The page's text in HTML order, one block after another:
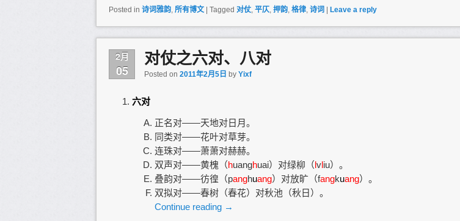
Posted in 诗词雅韵, 所有博文 | Tagged 对仗, 平仄, 押韵, 格律, 诗词 | Leave a reply
2月
05
对仗之六对、八对
Posted on 2011年2月5日 by Yixf
六对
正名对——天地对日月。
同类对——花叶对草芽。
连珠对——萧萧对赫赫。
双声对——黄槐（huanghuai）对绿柳（lvliu）。
叠韵对——彷徨（panghuang）对放旷（fangkuang）。
双拟对——春树（春花）对秋池（秋日）。
Continue reading →